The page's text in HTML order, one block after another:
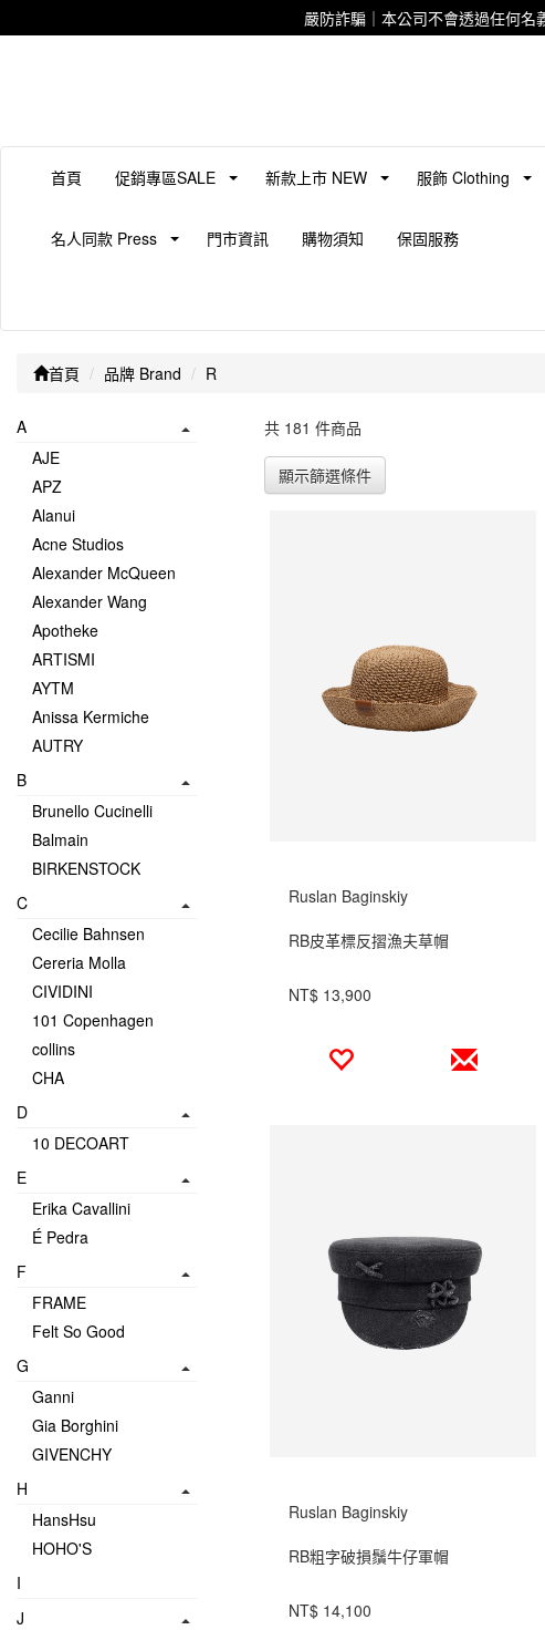
嚴防詐騙｜本公司不會透過任何
首頁 促銷專區SALE 新款上市 NEW 服飾 Clothing
名人同款 Press 門市資訊 購物須知 保固服務
首頁 品牌 Brand R
A
AJE
APZ
Alanui
Acne Studios
Alexander McQueen
Alexander Wang
Apotheke
ARTISMI
AYTM
Anissa Kermiche
AUTRY
B
Brunello Cucinelli
Balmain
BIRKENSTOCK
C
Cecilie Bahnsen
Cereria Molla
CIVIDINI
101 Copenhagen
collins
CHA
D
10 DECOART
E
Erika Cavallini
É Pedra
F
FRAME
Felt So Good
G
Ganni
Gia Borghini
GIVENCHY
H
HansHsu
HOHO'S
I
J
共 181 件商品
顯示篩選條件
Ruslan Baginskiy
RB皮革標反摺漁夫草帽
NT$ 13,900
Ruslan Baginskiy
RB粗字破損鬚牛仔軍帽
NT$ 14,100